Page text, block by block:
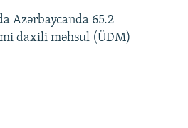
360p 480p
360p
480p
Azərbaycanda 65.2
daxili məhsul (ÜDM)